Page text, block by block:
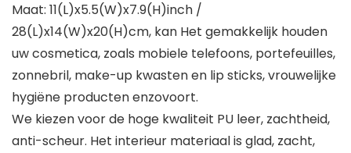
Maat: 11(L)x5.5(W)x7.9(H)inch /
28(L)x14(W)x20(H)cm, kan Het gemakkelijk houden
uw cosmetica, zoals mobiele telefoons, portefeuilles,
zonnebril, make-up kwasten en lip sticks, vrouwelijke
hygiëne producten enzovoort.
We kiezen voor de hoge kwaliteit PU leer, zachtheid,
anti-scheur. Het interieur materiaal is glad, zacht,